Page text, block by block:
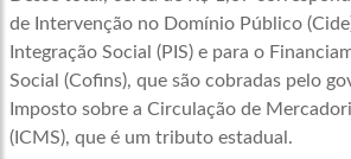
de Intervenção no Domínio Público
Integração Social (PIS) e para o
Social (Cofins), que são cobradas pelo
Imposto sobre a Circulação de
(ICMS), que é um tributo estadual.